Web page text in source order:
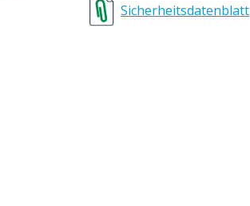
Sicherheitsdatenblatt